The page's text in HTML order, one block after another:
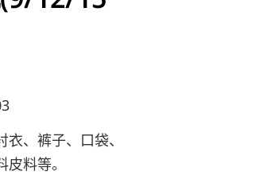
、裤子、口袋、
料等。